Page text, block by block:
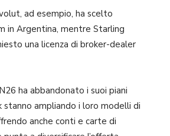
ad esempio, ha scelto
in Argentina, mentre Starling
una licenza di broker-dealer
ha abbandonato i suoi piani
stanno ampliando i loro modelli di
anche conti e carte di